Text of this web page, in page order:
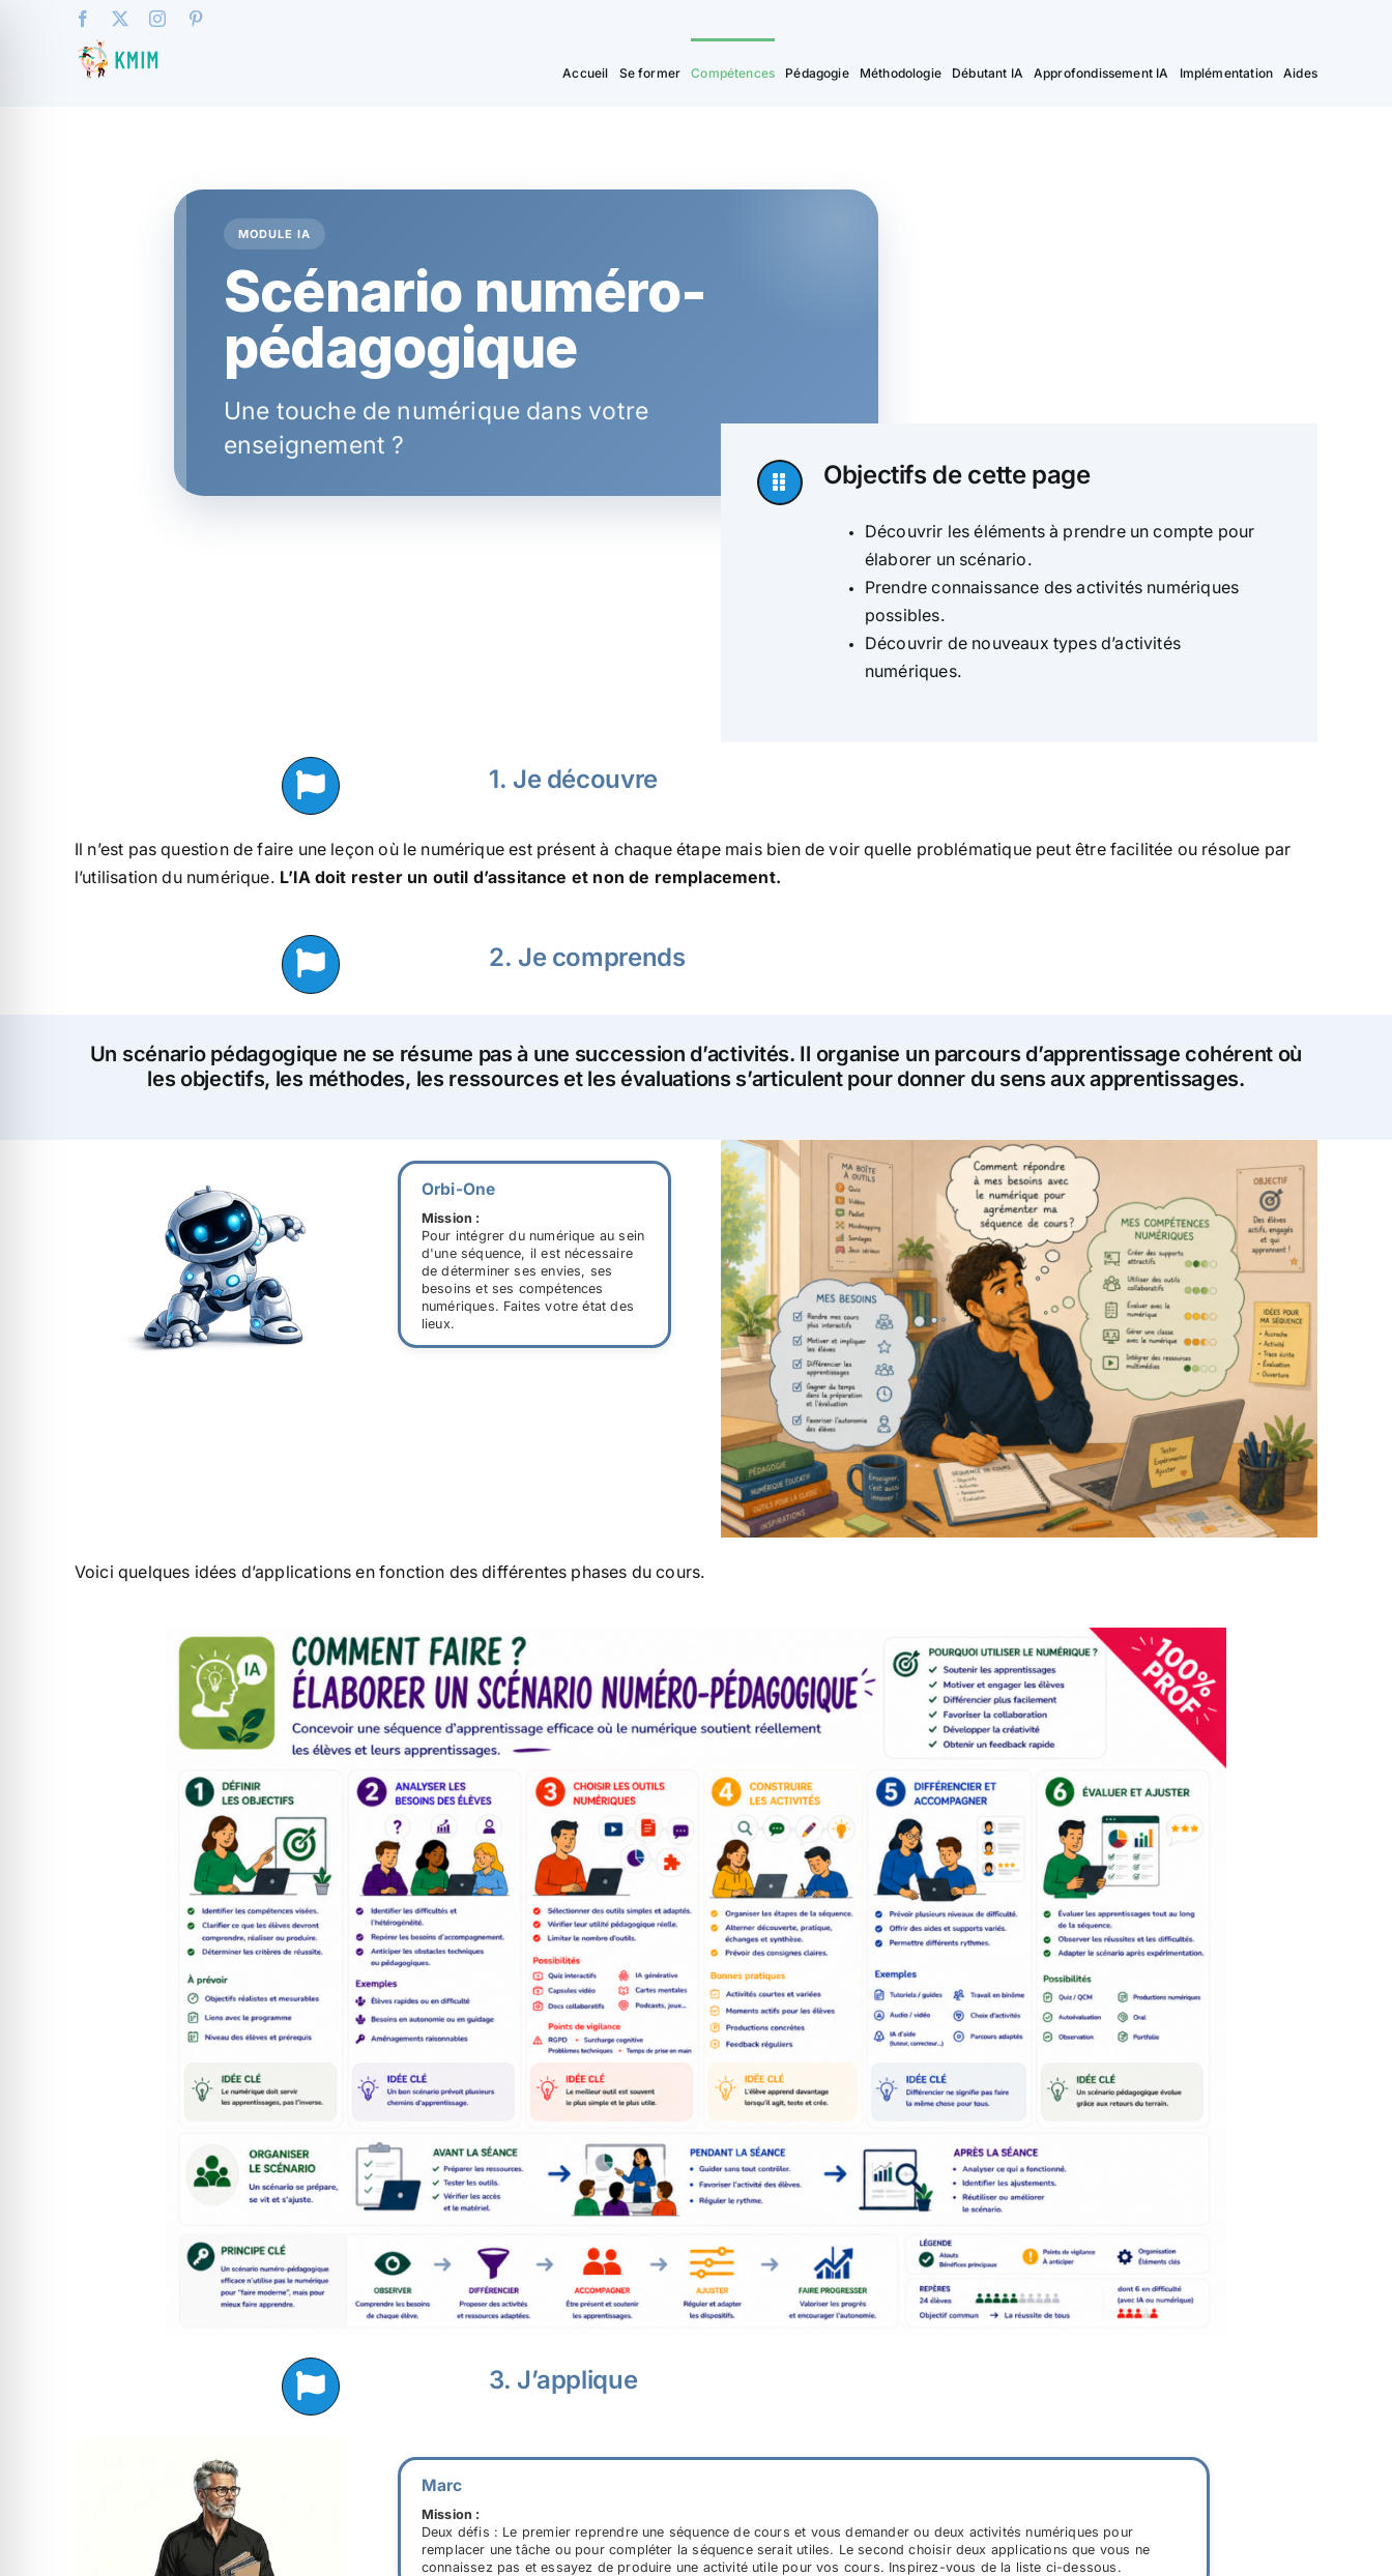
Facebook InstagramPinterest
Accueil Se former Compétences Pédagogie Méthodologie Débutant IA Approfondissement IA Implémentation Aides
MODULE IA
Scénario numéro-
pédagogique
Une touche de numérique dans votre
enseignement ?
Objectifs de cette page
Découvrir les éléments à prendre un compte pour
élaborer un scénario.
Prendre connaissance des activités numériques
possibles.
Découvrir de nouveaux types d’activités
numériques.
1. Je découvre
Il n’est pas question de faire une leçon où le numérique est présent à chaque étape mais bien de voir quelle problématique peut être facilitée ou résolue par
l’utilisation du numérique. L’IA doit rester un outil d’assitance et non de remplacement.
2. Je comprends
Un scénario pédagogique ne se résume pas à une succession d’activités. Il organise un parcours d’apprentissage cohérent où
les objectifs, les méthodes, les ressources et les évaluations s’articulent pour donner du sens aux apprentissages.
Orbi-One
Mission :
Pour intégrer du numérique au sein
d'une séquence, il est nécessaire
de déterminer ses envies, ses
besoins et ses compétences
numériques. Faites votre état des
lieux.
Voici quelques idées d’applications en fonction des différentes phases du cours.
3. J’applique
Marc
Mission :
Deux défis : Le premier reprendre une séquence de cours et vous demander ou deux activités numériques pour
remplacer une tâche ou pour compléter la séquence serait utiles. Le second choisir deux applications que vous ne
connaissez pas et essayez de produire une activité utile pour vos cours. Inspirez-vous de la liste ci-dessous.